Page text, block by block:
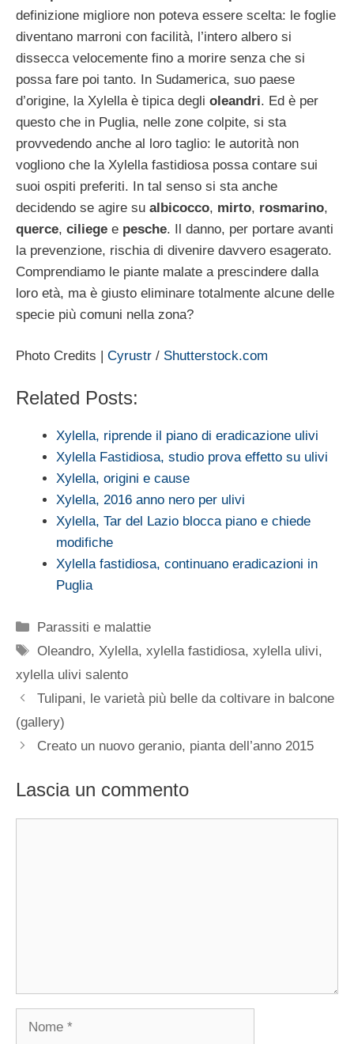
definizione migliore non poteva essere scelta: le foglie
diventano marroni con facilità, l’intero albero si
dissecca velocemente fino a morire senza che si
possa fare poi tanto. In Sudamerica, suo paese
d’origine, la Xylella è tipica degli oleandri. Ed è per
questo che in Puglia, nelle zone colpite, si sta
provvedendo anche al loro taglio: le autorità non
vogliono che la Xylella fastidiosa possa contare sui
suoi ospiti preferiti. In tal senso si sta anche
decidendo se agire su albicocco, mirto, rosmarino,
querce, ciliege e pesche. Il danno, per portare avanti
la prevenzione, rischia di divenire davvero esagerato.
Comprendiamo le piante malate a prescindere dalla
loro età, ma è giusto eliminare totalmente alcune delle
specie più comuni nella zona?
Photo Credits | Cyrustr / Shutterstock.com
Related Posts:
Xylella, riprende il piano di eradicazione ulivi
Xylella Fastidiosa, studio prova effetto su ulivi
Xylella, origini e cause
Xylella, 2016 anno nero per ulivi
Xylella, Tar del Lazio blocca piano e chiede
modifiche
Xylella fastidiosa, continuano eradicazioni in
Puglia
Categorie
Parassiti e malattie
Tag
Oleandro,Xylella,xylella fastidiosa,xylella ulivi,
xylella ulivi salento
Tulipani, le varietà più belle da coltivare in balcone
(gallery)
Creato un nuovo geranio, pianta dell’anno 2015
Lascia un commento